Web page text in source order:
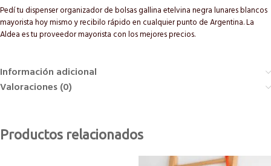
Pedí tu dispenser organizador de bolsas gallina etelvina negra lunares blancos
mayorista hoy mismo y recibilo rápido en cualquier punto de Argentina. La
Aldea es tu proveedor mayorista con los mejores precios.
Información adicional
Valoraciones (0)
Productos relacionados